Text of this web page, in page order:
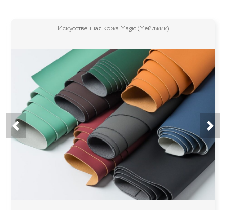
Искусственная кожа Magic (Мейджик)